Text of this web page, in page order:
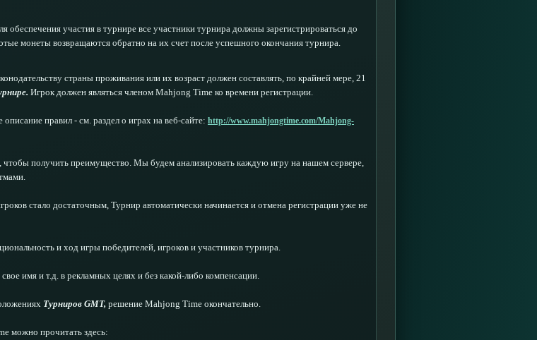
участия в турнире все участники турнира должны зарегистрироваться до
монеты возвращаются обратно на их счет после успешного окончания турнира.
страны проживания или их возраст должен составлять, по крайней мере, 21
Игрок должен являться членом Mahjong Time ко времени регистрации.
правил - см. раздел о играх на веб-сайте: http://www.mahjongtime.com/Mahjong-
получить преимущество. Мы будем анализировать каждую игру на нашем сервере,
стало достаточным, Турнир автоматически начинается и отмена регистрации уже не
и ход игры победителей, игроков и участников турнира.
имя и т.д. в рекламных целях и без какой-либо компенсации.
Турниров GMT, решение Mahjong Time окончательно.
можно прочитать здесь: